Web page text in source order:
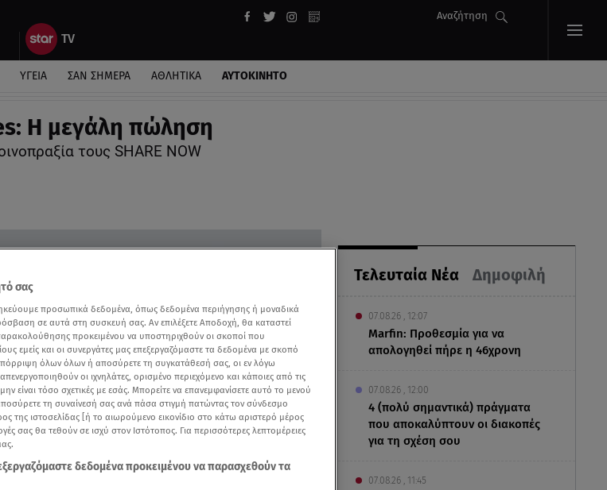
Αναζήτηση
ΥΓΕΙΑ ΣΑΝ ΣΗΜΕΡΑ ΑΘΛΗΤΙΚΑ ΑΥΤΟΚΙΝΗΤΟ
H μεγάλη πώληση
τους SHARE NOW
Τελευταία Νέα Δημοφιλή
07.08.26 , 12:07
Marfin: Προθεσμία για να
απολογηθεί πήρε η 46χρονη
07.08.26 , 12:00
4 (πολύ σημαντικά) πράγματα
που αποκαλύπτουν οι διακοπές
για τη σχέση σου
07.08.26 , 11:45
σας
προσωπικά δεδομένα, όπως δεδομένα περιήγησης ή μοναδικά
σε αυτά στη συσκευή σας. Αν επιλέξετε Αποδοχή, θα καταστεί
προκειμένου να υποστηριχθούν οι σκοποί που
εμείς και οι συνεργάτες μας επεξεργαζόμαστε τα δεδομένα με σκοπό
όλων όλων ή αποσύρετε τη συγκατάθεσή σας, οι εν λόγω
οι ιχνηλάτες, ορισμένο περιεχόμενο και κάποιες από τις
είναι τόσο σχετικές με εσάς. Μπορείτε να επανεμφανίσετε αυτό το μενού
τη συναίνεσή σας ανά πάσα στιγμή πατώντας τον σύνδεσμο
της ιστοσελίδας [ή το αιωρούμενο εικονίδιο στο κάτω αριστερό μέρος
σας θα τεθούν σε ισχύ στον Ιστότοπος. Για περισσότερες λεπτομέρειες
δεδομένα προκειμένου να παρασχεθούν τα